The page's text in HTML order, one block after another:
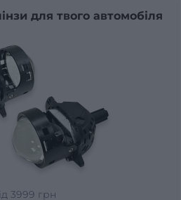
для твого автомобіля
3999 грн